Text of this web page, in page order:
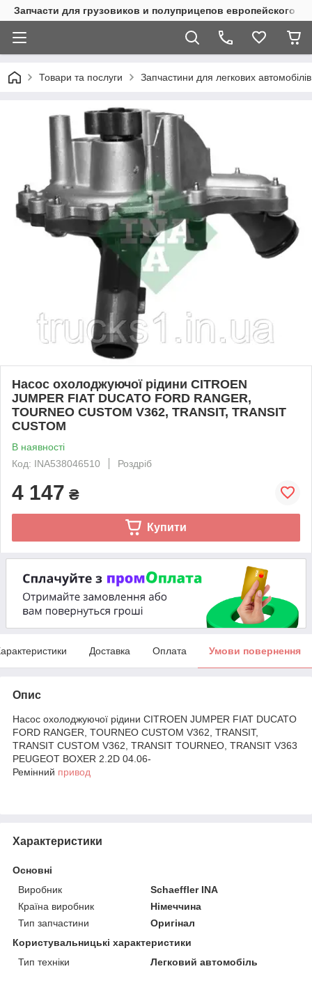
Запчасти для грузовиков и полуприцепов европейского
Товари та послуги Запчастини для легкових автомобілів
Насос охолоджуючої рідини CITROEN
JUMPER FIAT DUCATO FORD RANGER,
TOURNEO CUSTOM V362, TRANSIT, TRANSIT
CUSTOM
В наявності
Код: INA538046510
Роздріб
4 147 ₴
Купити
Доставка Оплата Умови повернення
Опис
Насос охолоджуючої рідини CITROEN JUMPER FIAT DUCATO
FORD RANGER, TOURNEO CUSTOM V362, TRANSIT,
TRANSIT CUSTOM V362, TRANSIT TOURNEO, TRANSIT V363
PEUGEOT BOXER 2.2D 04.06-
Ремінний привод
Характеристики
Основні
Виробник
Schaeffler INA
Країна виробник
Німеччина
Тип запчастини
Оригінал
Користувальницькі характеристики
Тип техніки
Легковий автомобіль